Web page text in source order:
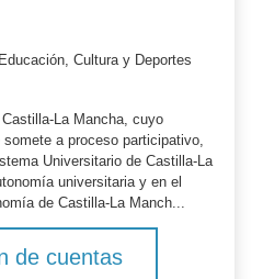
Cultura y Deportes
Castilla-La Mancha, cuyo
a proceso participativo,
Universitario de Castilla-La
universitaria y en el
de Castilla-La Manch...
de cuentas